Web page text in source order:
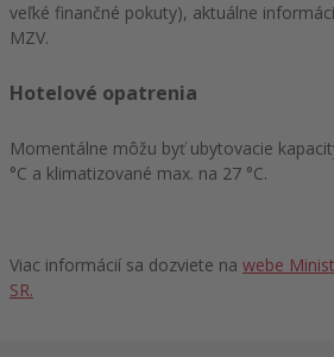
veľké finančné pokuty), aktuálne
MZV.
Hotelové opatrenia
Momentálne môžu byť ubytovacie
°C a klimatizované max. na 27 °C.
Viac informácií sa dozviete na webe
SR.